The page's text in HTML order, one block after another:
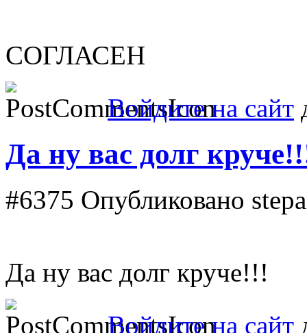
СОГЛАСЕН
Войдите на сайт
Да ну вас долг
#6375 Опубликовано
Да ну вас долг круче!!!
Войдите на сайт